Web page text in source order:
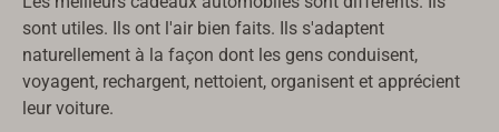
sont utiles. Ils ont l'air bien faits. Ils s'adaptent
naturellement à la façon dont les gens conduisent,
voyagent, rechargent, nettoient, organisent et apprécient
leur voiture.